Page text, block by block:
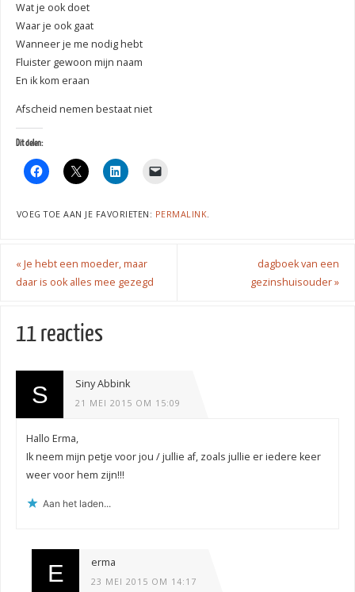
Wat je ook doet
Waar je ook gaat
Wanneer je me nodig hebt
Fluister gewoon mijn naam
En ik kom eraan
Afscheid nemen bestaat niet
Dit delen:
VOEG TOE AAN JE FAVORIETEN: PERMALINK.
«Je hebt een moeder, maar
daar is ook alles mee gezegd
dagboek van een
gezinshuisouder»
11 reacties
Siny Abbink
21 MEI 2015 OM 15:09
Hallo Erma,
Ik neem mijn petje voor jou / jullie af, zoals jullie er iedere keer
weer voor hem zijn!!!
Aan het laden...
erma
23 MEI 2015 OM 14:17